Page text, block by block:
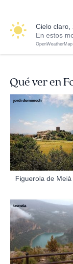
cielo claro,
En estos
OpenWeatherMap
Qué ver en
Figuerola de Meià
jordi domènech
treneta